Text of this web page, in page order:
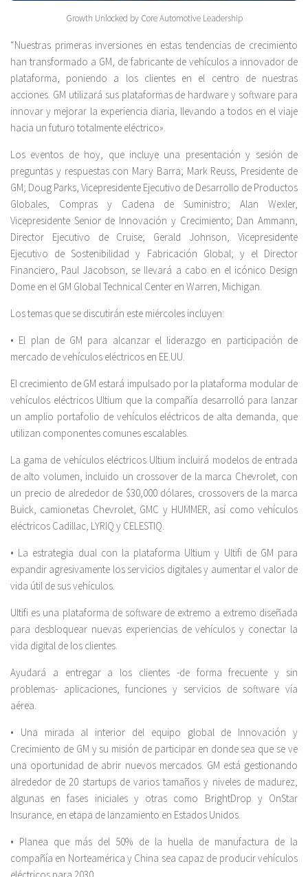
Growth Unlocked by Core Automotive Leadership
“Nuestras primeras inversiones en estas tendencias de crecimiento
han transformado a GM, de fabricante de vehículos a innovador de
plataforma, poniendo a los clientes en el centro de nuestras
acciones. GM utilizará sus plataformas de hardware y software para
innovar y mejorar la experiencia diaria, llevando a todos en el viaje
hacia un futuro totalmente eléctrico».
Los eventos de hoy, que incluye una presentación y sesión de
preguntas y respuestas con Mary Barra; Mark Reuss, Presidente de
GM; Doug Parks, Vicepresidente Ejecutivo de Desarrollo de Productos
Globales, Compras y Cadena de Suministro; Alan Wexler,
Vicepresidente Senior de Innovación y Crecimiento; Dan Ammann,
Director Ejecutivo de Cruise; Gerald Johnson, Vicepresidente
Ejecutivo de Sostenibilidad y Fabricación Global; y el Director
Financiero, Paul Jacobson, se llevará a cabo en el icónico Design
Dome en el GM Global Technical Center en Warren, Michigan.
Los temas que se discutirán este miércoles incluyen:
• El plan de GM para alcanzar el liderazgo en participación de
mercado de vehículos eléctricos en EE.UU.
El crecimiento de GM estará impulsado por la plataforma modular de
vehículos eléctricos Ultium que la compañía desarrolló para lanzar
un amplio portafolio de vehículos eléctricos de alta demanda, que
utilizan componentes comunes escalables.
La gama de vehículos eléctricos Ultium incluirá modelos de entrada
de alto volumen, incluido un crossover de la marca Chevrolet, con
un precio de alrededor de $30,000 dólares, crossovers de la marca
Buick, camionetas Chevrolet, GMC y HUMMER, así como vehículos
eléctricos Cadillac, LYRIQ y CELESTIQ.
• La estrategia dual con la plataforma Ultium y Ultifi de GM para
expandir agresivamente los servicios digitales y aumentar el valor de
vida útil de sus vehículos.
Ultifi es una plataforma de software de extremo a extremo diseñada
para desbloquear nuevas experiencias de vehículos y conectar la
vida digital de los clientes.
Ayudará a entregar a los clientes -de forma frecuente y sin
problemas- aplicaciones, funciones y servicios de software vía
aérea.
• Una mirada al interior del equipo global de Innovación y
Crecimiento de GM y su misión de participar en donde sea que se ve
una oportunidad de abrir nuevos mercados. GM está gestionando
alrededor de 20 startups de varios tamaños y niveles de madurez,
algunas en fases iniciales y otras como BrightDrop y OnStar
Insurance, en etapa de lanzamiento en Estados Unidos.
• Planea que más del 50% de la huella de manufactura de la
compañía en Norteamérica y China sea capaz de producir vehículos